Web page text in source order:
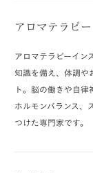
アロマテラピ
アロマテラピーイン
知識を備え、体調や
ト。脳の働きや自律
ホルモンバランス、
つけた専門家です。